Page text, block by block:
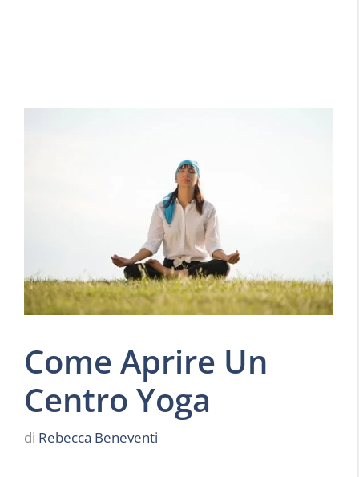
Come Aprire Un
Centro Yoga
di Rebecca Beneventi